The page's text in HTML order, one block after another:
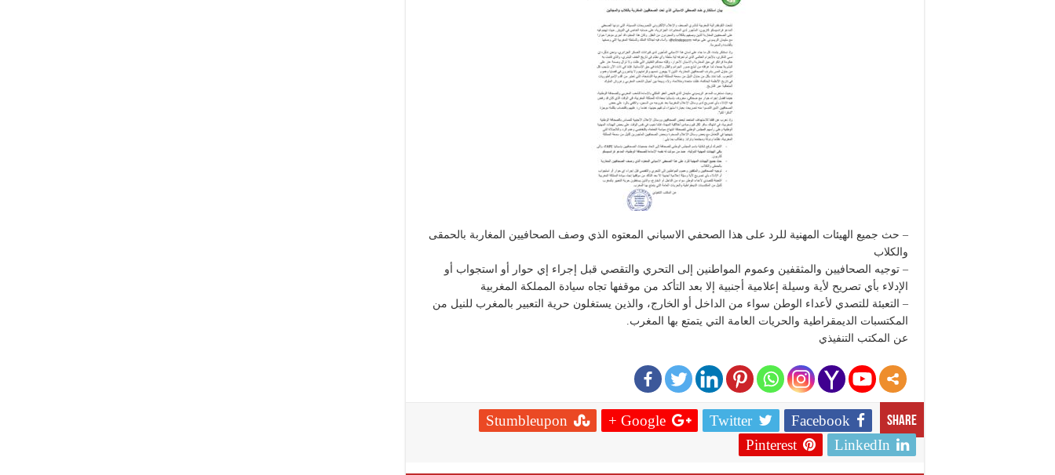
– حث جميع الهيئات المهنية للرد على هذا الصحفي الاسباني المعتوه الذي وصف الصحافيين المغاربة بالحمقى
والكلاب
– توجيه الصحافيين والمثقفين وعموم المواطنين إلى التحري والتقصي قبل إجراء إي حوار أو استجواب أو
الإدلاء بأي تصريح لأية وسيلة إعلامية أجنبية إلا بعد التأكد من موقفها تجاه سيادة المملكة المغربية
– التعبئة للتصدي لأعداء الوطن سواء من الداخل أو الخارج، والذين يستغلون حرية التعبير بالمغرب للنيل من
المكتسبات الديمقراطية والحريات العامة التي يتمتع بها المغرب.
عن المكتب التنفيذي
Share
Facebook
Twitter
Google +
Stumbleupon
LinkedIn
Pinterest